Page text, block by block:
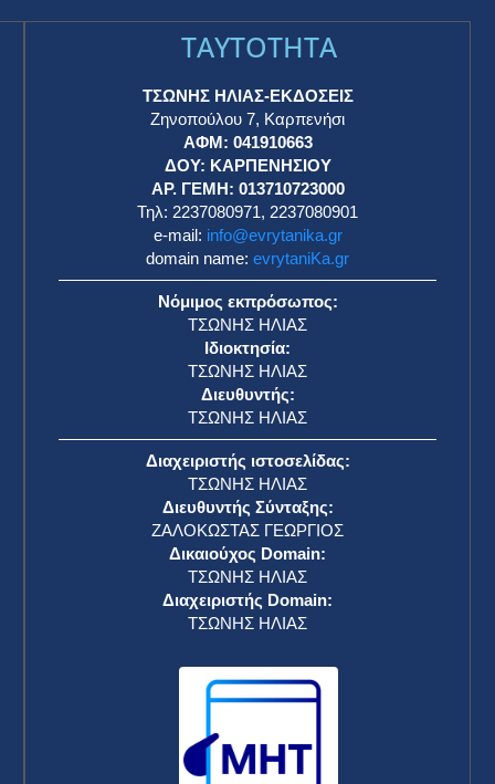
TAYTOTHTA
ΤΣΩΝΗΣ ΗΛΙΑΣ-ΕΚΔΟΣΕΙΣ
Ζηνοπούλου 7, Καρπενήσι
ΑΦΜ: 041910663
ΔΟΥ: ΚΑΡΠΕΝΗΣΙΟΥ
ΑΡ. ΓΕΜΗ: 013710723000
Τηλ: 2237080971, 2237080901
e-mail: info@evrytanika.gr
domain name: evrytaniKa.gr
Νόμιμος εκπρόσωπος:
ΤΣΩΝΗΣ ΗΛΙΑΣ
Ιδιοκτησία:
ΤΣΩΝΗΣ ΗΛΙΑΣ
Διευθυντής:
ΤΣΩΝΗΣ ΗΛΙΑΣ
Διαχειριστής ιστοσελίδας:
ΤΣΩΝΗΣ ΗΛΙΑΣ
Διευθυντής Σύνταξης:
ΖΑΛΟΚΩΣΤΑΣ ΓΕΩΡΓΙΟΣ
Δικαιούχος Domain:
ΤΣΩΝΗΣ ΗΛΙΑΣ
Διαχειριστής Domain:
ΤΣΩΝΗΣ ΗΛΙΑΣ